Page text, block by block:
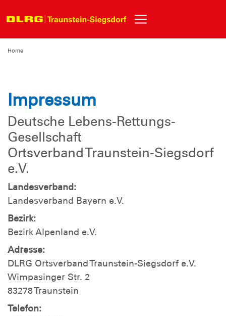
Home
Impressum
Deutsche Lebens-Rettungs-
Gesellschaft
Ortsverband Traunstein-Siegsdorf
e.V.
Landesverband:
Landesverband Bayern e.V.
Bezirk:
Bezirk Alpenland e.V.
Adresse:
DLRG Ortsverband Traunstein-Siegsdorf e.V.
Wimpasinger Str. 2
83278 Traunstein
Telefon: